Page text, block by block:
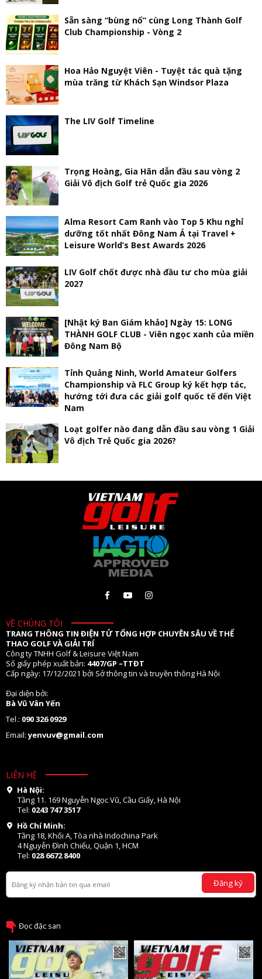
Sẵn sàng “bùng nổ” cùng Long Thành Golf
Club Championship - Vòng 2
Hoa Hảo Nguyệt Viên - Tuyệt tác quà tặng
mùa trăng từ Khách Sạn Windsor Plaza
The LIV Golf Timeline
Trọng Hoàng, Gia Hân dẫn đầu sau vòng 2
Giải Vô địch Golf trẻ Quốc gia 2026
Alma Resort Cam Ranh vào Top 5 Khu nghỉ
dưỡng tốt nhất Đông Nam Á tại Travel +
Leisure World’s Best Awards 2026
LIV Golf chốt được nhà đầu tư cho mùa giải
2027
[Nhật ký Ban Giám khảo] Ngày 15: LONG
THÀNH GOLF CLUB - Viên ngọc xanh của miền
Đông Nam Bộ
Tỉnh Quảng Ninh, World Amateur Golfers
Championship và FLC Group ký kết hợp tác,
hướng tới đưa các giải golf quốc tế đến Việt
Nam
Loạt golfer nào đang dẫn đầu sau vòng 1 Giải
Vô địch Trẻ Quốc gia 2026?
VỀ CHÚNG TÔI
TRANG THÔNG TIN ĐIỆN TỬ TỔNG HỢP CHUYÊN SÂU VỀ THỂ
THAO GOLF VÀ GIẢI TRÍ
Công ty TNHH Golf & Leisure Việt Nam
Số giấy phép xuất bản: 4407/GP –TTĐT
Cấp ngày: 17/12/2021 bởi Sở thông tin và truyền thông Hà Nội
Đại diện bởi:
Bà Vũ Vân Yến
Tel.: 090 326 0929
Email:yenvuv@gmail.com
LIÊN HỆ
Hà Nội:
Tầng 11. 169 Nguyễn Ngọc Vũ, Cầu Giấy, Hà Nội
Tel: 0243 747 3517
Hồ Chí Minh:
Tầng 18, Khối A, Tòa nhà Indochina Park
4 Nguyễn Đình Chiểu, Quận 1, HCM
Tel: 028 6672 8400
Đăng ký
Đọc đặc san